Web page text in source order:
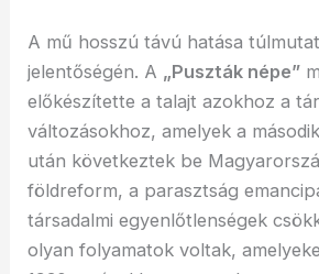
A mű hosszú távú hatása
jelentőségén. A „Puszták népe”
előkészítette a talajt azokhoz a
változásokhoz, amelyek a
után következtek be
földreform, a parasztság
társadalmi egyenlőtlenségek
olyan folyamatok voltak,